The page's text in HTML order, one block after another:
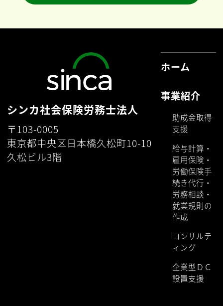
シンカ社会保険労務士法人
〒103-0005
東京都中央区日本橋久松町10-10
久松ビル3階
ホーム
事業紹介
助成金取得
支援
給与計算・
雇用保険・
労働保険手
続き代行・
労務相談・
就業規則の
作成
コンサルテ
ィング
企業型ＤＣ
設置支援